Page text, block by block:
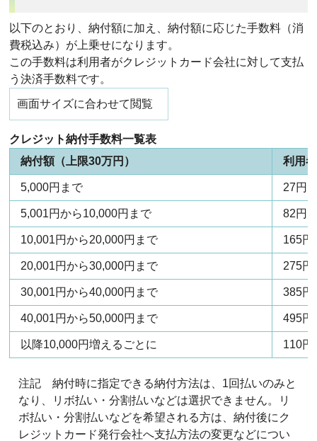
以下のとおり、納付額に加え、納付額に応じた手数料（消
費税込み）が上乗せになります。
この手数料は利用者がクレジットカード会社に対して支払
う決済手数料です。
画面サイズに合わせて閲覧
クレジット納付手数料一覧表
納付額（上限30万円）
利用
5,000円まで 27円
5,001円から10,000円まで 82円
10,001円から20,000円まで 165円
20,001円から30,000円まで 275円
30,001円から40,000円まで 385円
40,001円から50,000円まで 495円
以降10,000円増えるごとに 110円
注記 納付時に指定できる納付方法は、1回払いのみと
なり、リボ払い・分割払いなどは選択できません。リ
ボ払い・分割払いなどを希望される方は、納付後にク
レジットカード発行会社へ支払方法の変更などについ